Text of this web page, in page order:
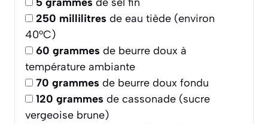
250 millilitres de eau tiède (environ
40°C)
60 grammes de beurre doux à
température ambiante
70 grammes de beurre doux fondu
120 grammes de cassonade (sucre
vergeoise brune)